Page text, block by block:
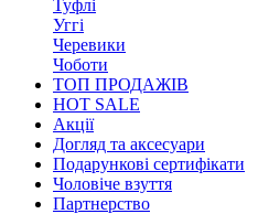
Туфлі
Уггі
Черевики
Чоботи
ТОП ПРОДАЖІВ
HOT SALE
Акції
Догляд та аксесуари
Подарункові сертифікати
Чоловіче взуття
Партнерство